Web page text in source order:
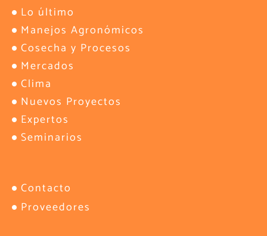
Lo último
Manejos Agronómicos
Cosecha y Procesos
Mercados
Clima
Nuevos Proyectos
Expertos
Seminarios
Contacto
Proveedores